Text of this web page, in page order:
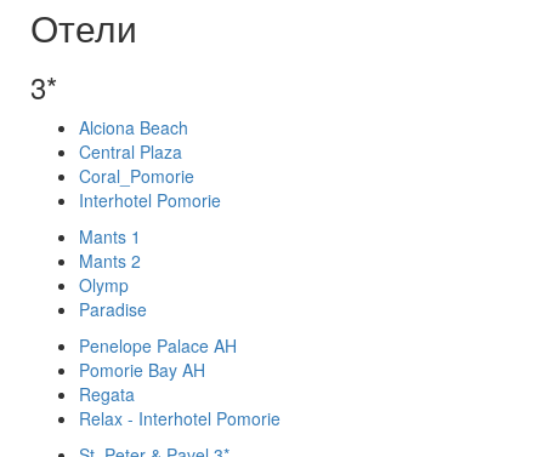
Отели
3*
Alciona Beach
Central Plaza
Coral_Pomorie
Interhotel Pomorie
Mants 1
Mants 2
Olymp
Paradise
Penelope Palace AH
Pomorie Bay AH
Regata
Relax - Interhotel Pomorie